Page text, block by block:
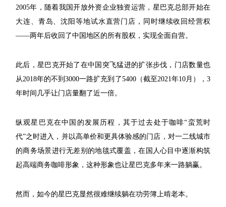
2005年，随着我国开放外资企业独资运营，星巴克总部开始在
大连、青岛、沈阳等地试水直营门店，同时继续收回经营权
——两年后收回了中国地区的所有股权，实现全面自营。
此后，星巴克开始了在中国突飞猛进的扩张步伐，门店数量也
从2018年的不到3000一路扩充到了5400（截至2021年10月），3
年时间几乎让门店量翻了近一倍。
纵观星巴克在中国的发展历程，其于过去处于咖啡“蛮荒时
代”之时进入，并以高单价和更具体验感的门店，对一二线城市
的商务场景进行无差别的地毯式覆盖，在国人心目中逐渐构筑
起高端商务咖啡形象，这种形象也让星巴克多年来一路躺赢。
然而，如今的星巴克显然很难继续躺在功劳簿上啃老本。